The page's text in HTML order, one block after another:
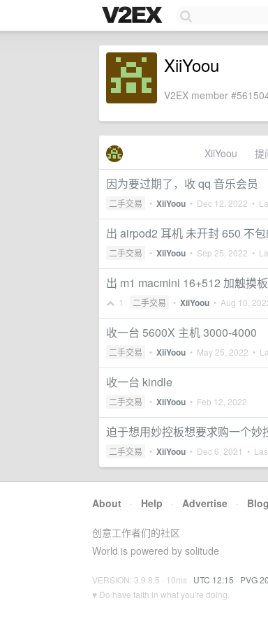
XiiYoou
V2EX member
XiiYoou 提
因为要过期了，收 qq 音乐会员
二手交易 • XiiYoou • Dec 12, 2022 •
出 airpod2 耳机 未开封 650 不
二手交易 • XiiYoou • Sep 25, 2022 •
出 m1 macmini 16+512 加触摸板
1 二手交易 • XiiYoou • Aug 10,
收一台 5600X 主机 3000-4000
二手交易 • XiiYoou • May 25, 2022 •
收一台 kindle
二手交易 • XiiYoou • Feb 12, 2022
迫于想用妙控板想要求购一个妙
二手交易 • XiiYoou • Dec 6, 2021 •
About · Help · Advertise · Blog
创意工作者们的社区
World is powered by solitude
VERSION: 3.9.8.5 · 10ms · UTC 12:15 · PVG
♥ Do have faith in what you're doing.